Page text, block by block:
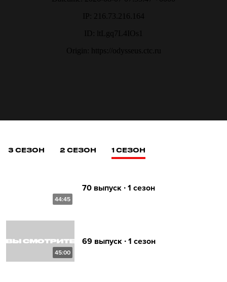
3 СЕЗОН 2 СЕЗОН 1 СЕЗОН
44:45
70 выпуск ∙ 1 сезон
45:00
69 выпуск ∙ 1 сезон